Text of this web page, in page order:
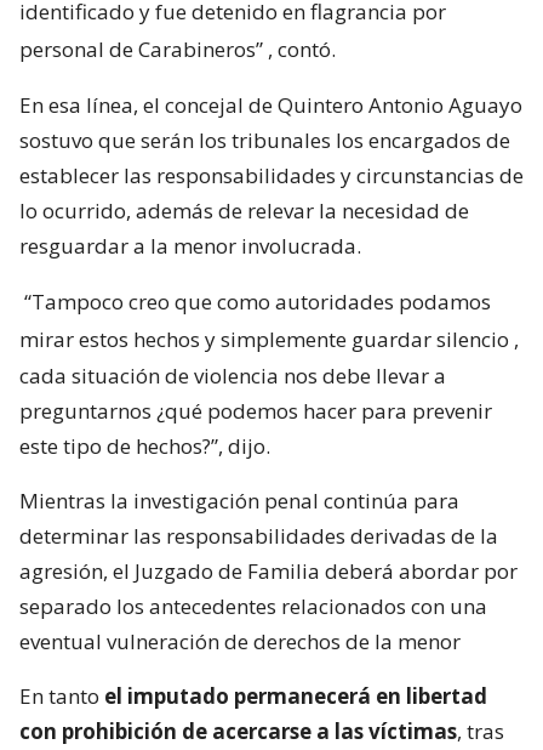
identificado y fue detenido en flagrancia por
personal de Carabineros” , contó.
En esa línea, el concejal de Quintero Antonio Aguayo
sostuvo que serán los tribunales los encargados de
establecer las responsabilidades y circunstancias de
lo ocurrido, además de relevar la necesidad de
resguardar a la menor involucrada.
“Tampoco creo que como autoridades podamos
mirar estos hechos y simplemente guardar silencio ,
cada situación de violencia nos debe llevar a
preguntarnos ¿qué podemos hacer para prevenir
este tipo de hechos?”, dijo.
Mientras la investigación penal continúa para
determinar las responsabilidades derivadas de la
agresión, el Juzgado de Familia deberá abordar por
separado los antecedentes relacionados con una
eventual vulneración de derechos de la menor
En tanto el imputado permanecerá en libertad
con prohibición de acercarse a las víctimas, tras